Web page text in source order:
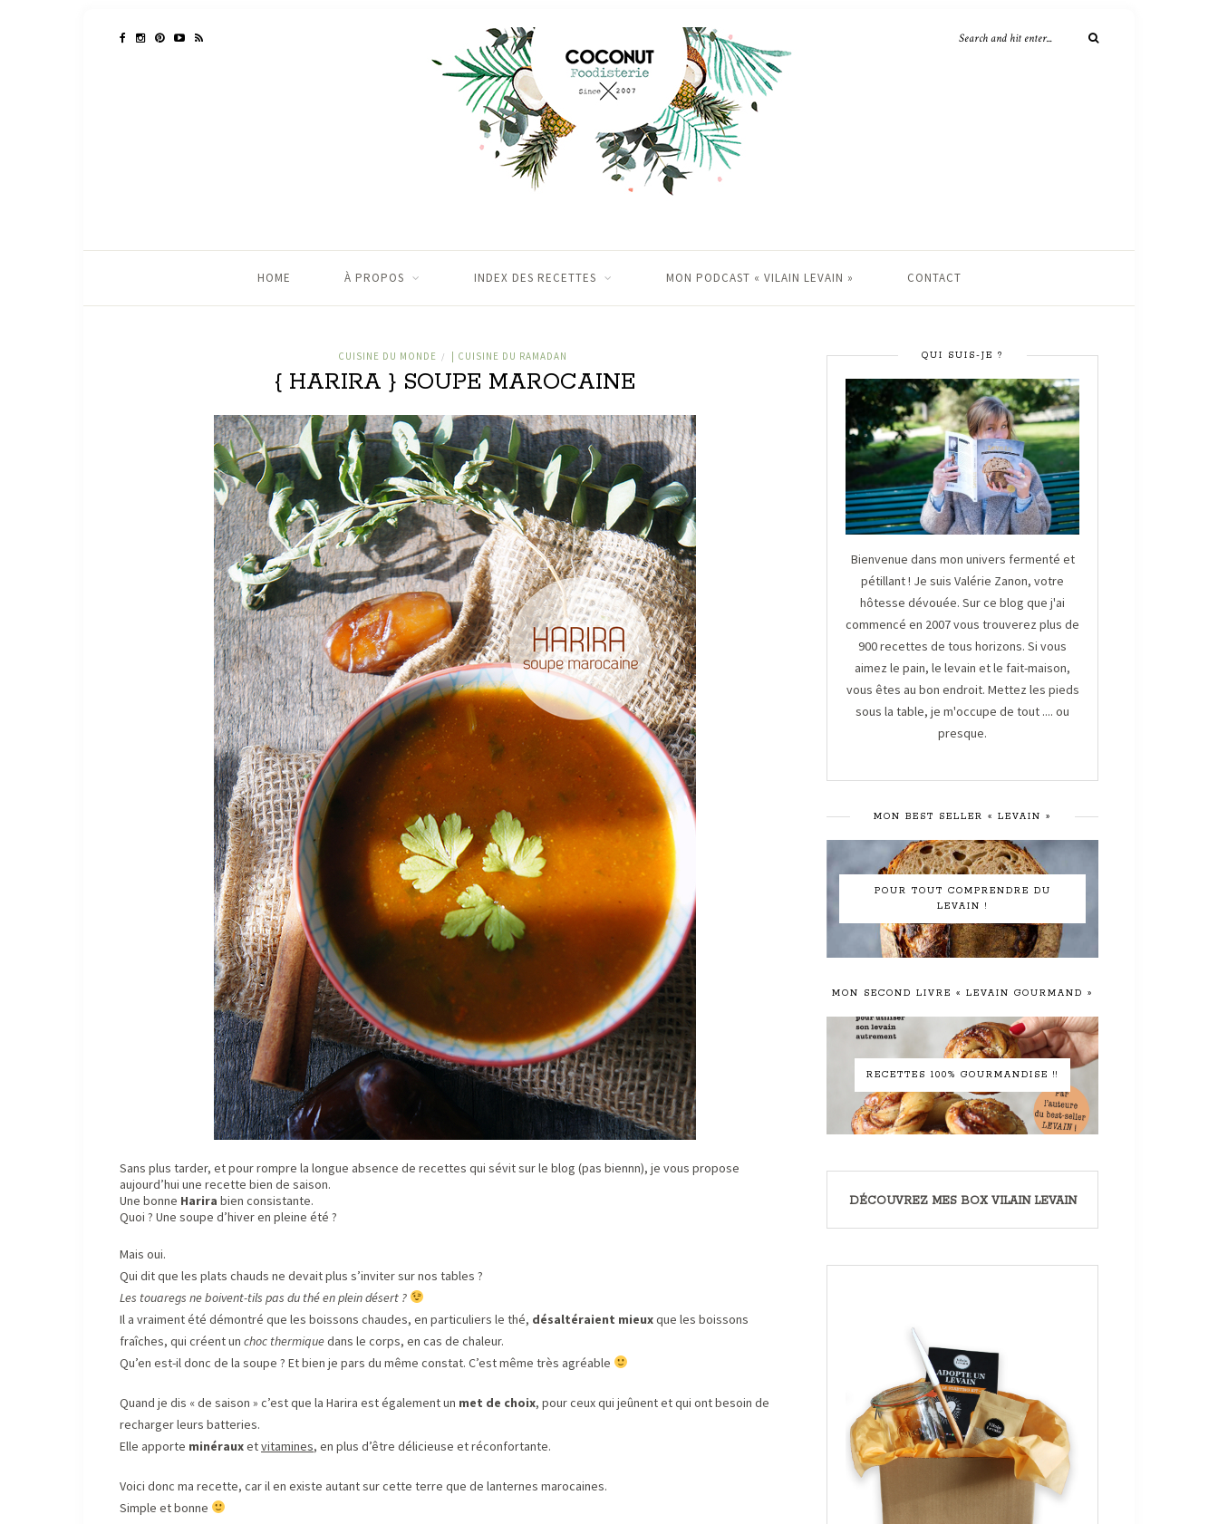
HOME À PROPOS INDEX DES RECETTES MON PODCAST « VILAIN LEVAIN » CONTACT
CUISINE DU MONDE / | CUISINE DU RAMADAN
{ HARIRA } SOUPE MAROCAINE
Sans plus tarder, et pour rompre la longue absence de recettes qui sévit sur le blog (pas biennn), je vous propose
aujourd’hui une recette bien de saison.
Une bonne Harira bien consistante.
Quoi ? Une soupe d’hiver en pleine été ?
Mais oui.
Qui dit que les plats chauds ne devait plus s’inviter sur nos tables ?
Les touaregs ne boivent-tils pas du thé en plein désert ?
Il a vraiment été démontré que les boissons chaudes, en particuliers le thé, désaltéraient mieuxque les boissons
fraîches, qui créent un choc thermiquedans le corps, en cas de chaleur.
Qu’en est-il donc de la soupe ? Et bien je pars du même constat. C’est même très agréable
Quand je dis « de saison » c’est que la Harira est également un met de choix, pour ceux qui jeûnent et qui ont besoin de
recharger leurs batteries.
Elle apporte minérauxetvitamines, en plus d’être délicieuse et réconfortante.
Voici donc ma recette, car il en existe autant sur cette terre que de lanternes marocaines.
Simple et bonne
QUI SUIS-JE ?
Bienvenue dans mon univers fermenté et
pétillant ! Je suis Valérie Zanon, votre
hôtesse dévouée. Sur ce blog que j'ai
commencé en 2007 vous trouverez plus de
900 recettes de tous horizons. Si vous
aimez le pain, le levain et le fait-maison,
vous êtes au bon endroit. Mettez les pieds
sous la table, je m'occupe de tout .... ou
presque.
MON BEST SELLER « LEVAIN »
POUR TOUT COMPRENDRE DU
LEVAIN !
MON SECOND LIVRE « LEVAIN GOURMAND »
RECETTES 100% GOURMANDISE !!
DÉCOUVREZ MES BOX VILAIN LEVAIN